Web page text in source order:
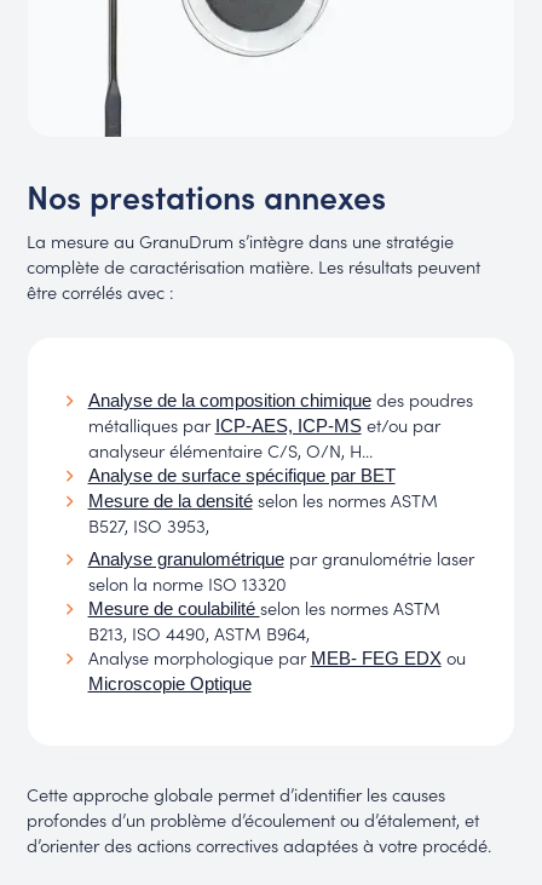
Nos prestations annexes
La mesure au GranuDrum s’intègre dans une stratégie
complète de caractérisation matière. Les résultats peuvent
être corrélés avec :
Analyse de la composition chimiquedes poudres
métalliques par ICP-AES, ICP-MSet/ou par
analyseur élémentaire C/S, O/N, H...
Analyse de surface spécifique par BET
Mesure de la densitéselon les normes ASTM
B527, ISO 3953,
Analyse granulométriquepar granulométrie laser
selon la norme ISO 13320
Mesure de coulabilité selon les normes ASTM
B213, ISO 4490, ASTM B964,
Analyse morphologique par MEB- FEG EDXou
Microscopie Optique
Cette approche globale permet d’identifier les causes
profondes d’un problème d’écoulement ou d’étalement, et
d’orienter des actions correctives adaptées à votre procédé.